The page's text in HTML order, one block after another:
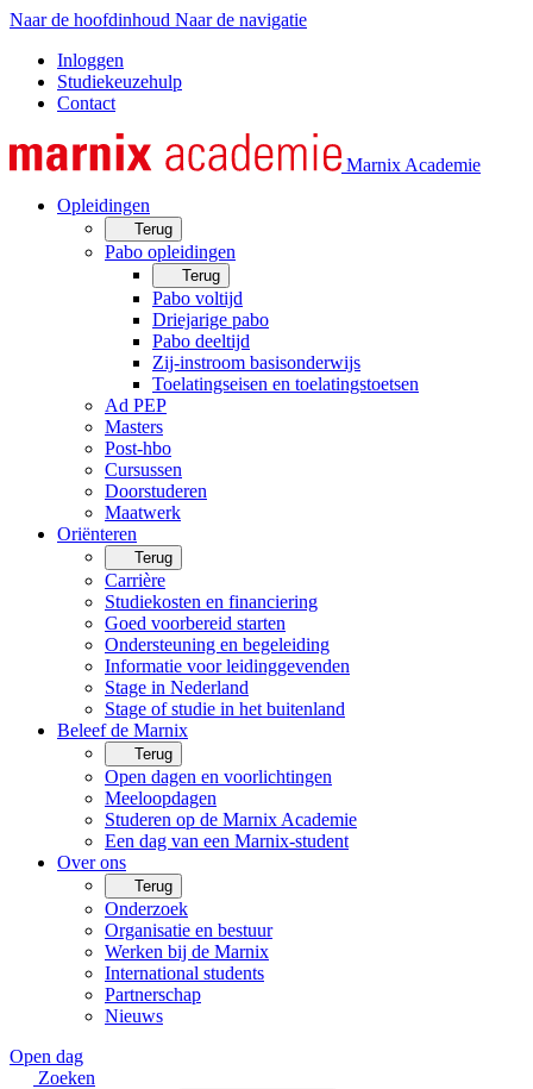
Naar de hoofdinhoud Naar de navigatie
Inloggen
Studiekeuzehulp
Contact
Marnix Academie
Opleidingen
Terug
Pabo opleidingen
Terug
Pabo voltijd
Driejarige pabo
Pabo deeltijd
Zij-instroom basisonderwijs
Toelatingseisen en toelatingstoetsen
Ad PEP
Masters
Post-hbo
Cursussen
Doorstuderen
Maatwerk
Oriënteren
Terug
Carrière
Studiekosten en financiering
Goed voorbereid starten
Ondersteuning en begeleiding
Informatie voor leidinggevenden
Stage in Nederland
Stage of studie in het buitenland
Beleef de Marnix
Terug
Open dagen en voorlichtingen
Meeloopdagen
Studeren op de Marnix Academie
Een dag van een Marnix-student
Over ons
Terug
Onderzoek
Organisatie en bestuur
Werken bij de Marnix
International students
Partnerschap
Nieuws
Open dag
Zoeken